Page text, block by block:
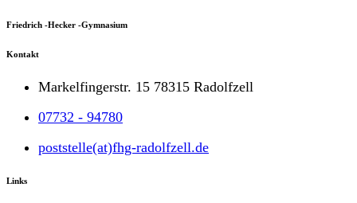
Friedrich -Hecker -Gymnasium
Kontakt
Markelfingerstr. 15 78315 Radolfzell
07732 - 94780
poststelle(at)fhg-radolfzell.de
Links